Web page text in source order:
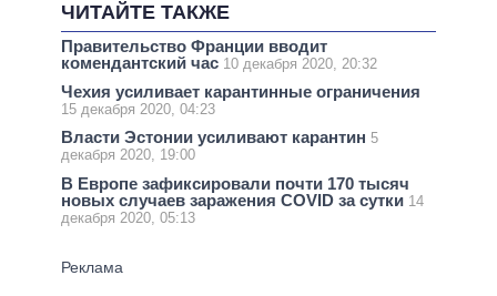
ЧИТАЙТЕ ТАКЖЕ
Правительство Франции вводит
комендантский час 10 декабря 2020, 20:32
Чехия усиливает карантинные ограничения
15 декабря 2020, 04:23
Власти Эстонии усиливают карантин 5
декабря 2020, 19:00
В Европе зафиксировали почти 170 тысяч
новых случаев заражения COVID за сутки 14
декабря 2020, 05:13